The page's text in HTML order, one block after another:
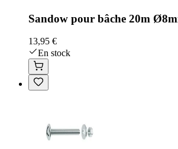
Sandow pour bâche 20m
13,95 €
En stock